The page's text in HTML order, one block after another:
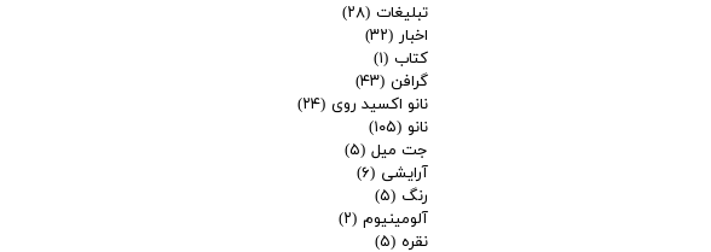
تبلیغات (۲۸)
اخبار (۳۲)
کتاب (۱)
گرافن (۴۳)
نانو اکسید روی (۲۴)
نانو (۱۰۵)
جت میل (۵)
آرایشی (۶)
رنگ (۵)
آلومینیوم (۲)
نقره (۵)